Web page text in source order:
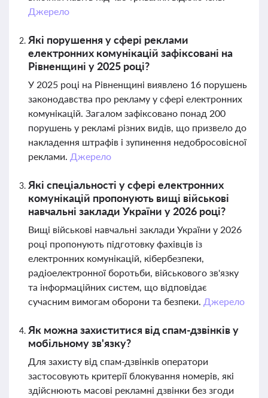
Джерело
Які порушення у сфері реклами
електронних комунікацій зафіксовані на
Рівненщині у 2025 році?
У 2025 році на Рівненщині виявлено 16 порушень
законодавства про рекламу у сфері електронних
комунікацій. Загалом зафіксовано понад 200
порушень у рекламі різних видів, що призвело до
накладення штрафів і зупинення недобросовісної
реклами. Джерело
Які спеціальності у сфері електронних
комунікацій пропонують вищі військові
навчальні заклади України у 2026 році?
Вищі військові навчальні заклади України у 2026
році пропонують підготовку фахівців із
електронних комунікацій, кібербезпеки,
радіоелектронної боротьби, військового зв'язку
та інформаційних систем, що відповідає
сучасним вимогам оборони та безпеки. Джерело
Як можна захиститися від спам-дзвінків у
мобільному зв'язку?
Для захисту від спам-дзвінків оператори
застосовують критерії блокування номерів, які
здійснюють масові рекламні дзвінки без згоди